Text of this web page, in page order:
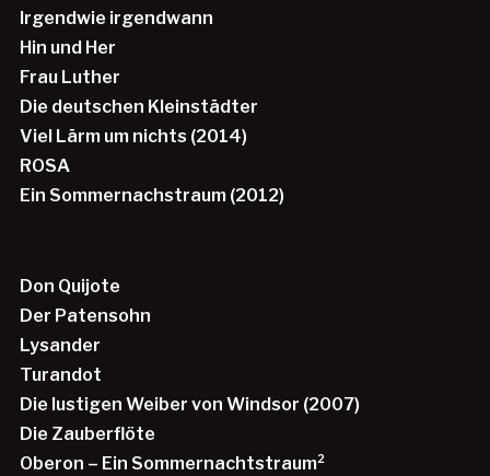
Irgendwie irgendwann
Hin und Her
Frau Luther
Die deutschen Kleinstädter
Viel Lärm um nichts (2014)
ROSA
Ein Sommernachstraum (2012)
Don Quijote
Der Patensohn
Lysander
Turandot
Die lustigen Weiber von Windsor (2007)
Die Zauberflöte
Oberon – Ein Sommernachtstraum²